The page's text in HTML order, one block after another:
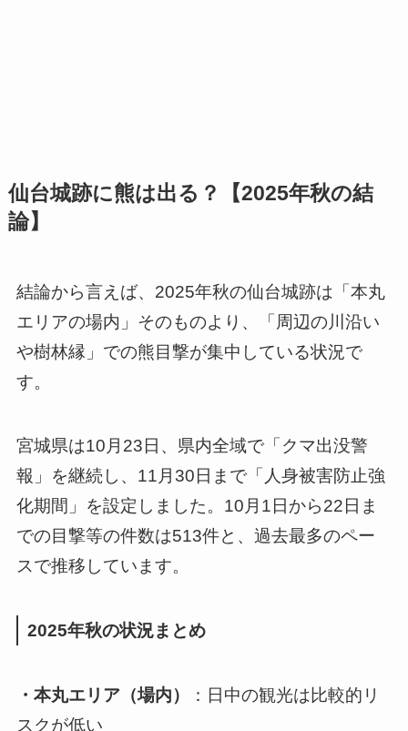
仙台城跡に熊は出る？【2025年秋の結
論】
結論から言えば、2025年秋の仙台城跡は「本丸
エリアの場内」そのものより、「周辺の川沿い
や樹林縁」での熊目撃が集中している状況で
す。
宮城県は10月23日、県内全域で「クマ出没警
報」を継続し、11月30日まで「人身被害防止強
化期間」を設定しました。10月1日から22日ま
での目撃等の件数は513件と、過去最多のペー
スで推移しています。
2025年秋の状況まとめ
・本丸エリア（場内）
：日中の観光は比較的リ
スクが低い